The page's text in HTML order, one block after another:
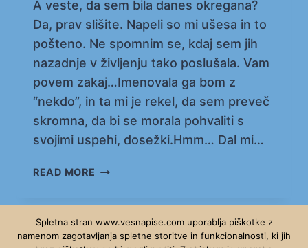
A veste, da sem bila danes okregana?
Da, prav slišite. Napeli so mi ušesa in to
pošteno. Ne spomnim se, kdaj sem jih
nazadnje v življenju tako poslušala. Vam
povem zakaj…Imenovala ga bom z
“nekdo”, in ta mi je rekel, da sem preveč
skromna, da bi se morala pohvaliti s
svojimi uspehi, dosežki.Hmm… Dal mi…
READ MORE KO
SVOJE
POVE
Spletna stran www.vesnapise.com uporablja piškotke z
namenom zagotavljanja spletne storitve in funkcionalnosti, ki jih